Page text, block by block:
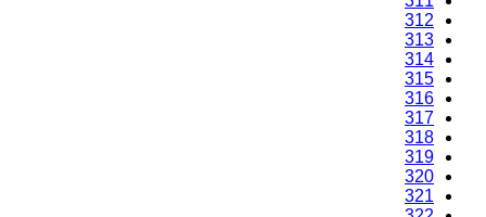
312
313
314
315
316
317
318
319
320
321